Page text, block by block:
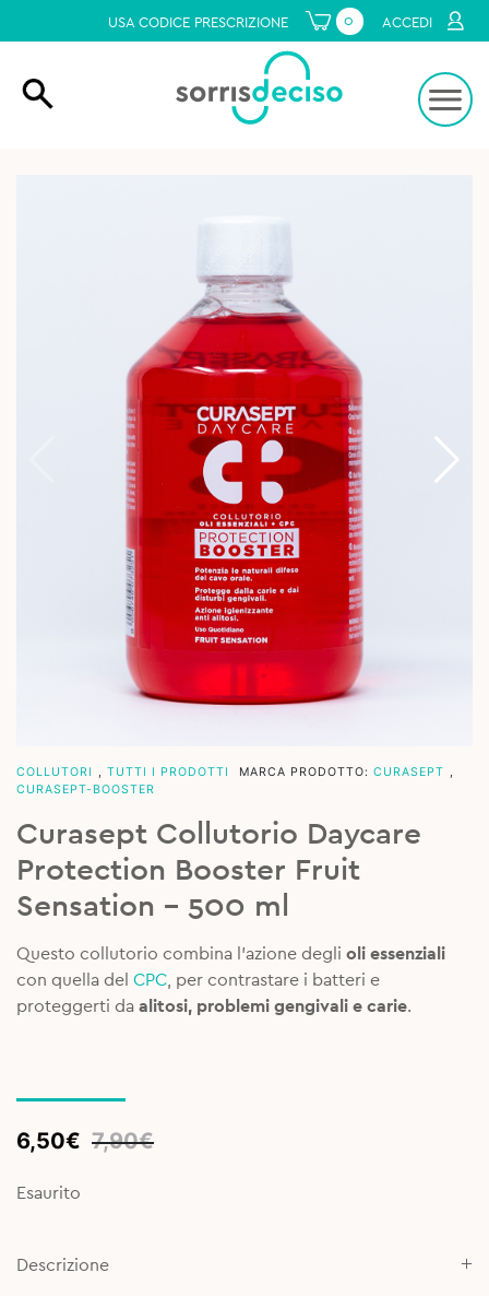
USA CODICE PRESCRIZIONE 0 ACCEDI
COLLUTORI TUTTI I PRODOTTI MARCA PRODOTTO: CURASEPT
CURASEPT-BOOSTER
Curasept Collutorio Daycare
Protection Booster Fruit
Sensation – 500 ml
Questo collutorio combina l’azione degli oli essenziali
con quella del CPC , per contrastare i batteri e
proteggerti da alitosi, problemi gengivali e carie.
7,90€
Original
was:
6,50€
Current
is:
Esaurito
Descrizione